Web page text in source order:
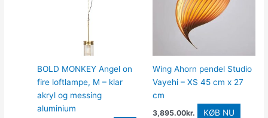
BOLD MONKEY Angel on
fire loftlampe, M – klar
akryl og messing
aluminium
Wing Ahorn pendel Studio
Vayehi – XS 45 cm x 27
cm
3,895.00kr. KØB NU